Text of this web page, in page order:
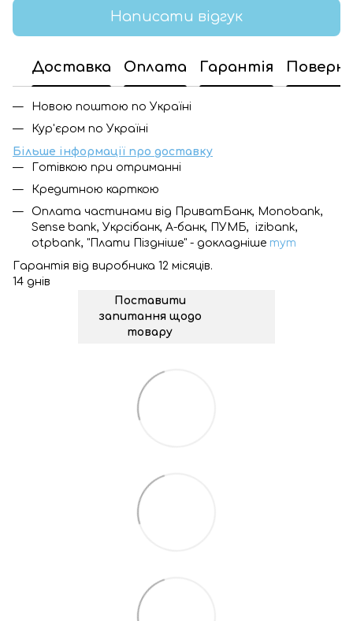
Написати відгук
Доставка Оплата Гарантія
Новою поштою по Україні
Кур'єром по Україні
Більше інформації про доставку
Готівкою при отриманні
Кредитною карткою
Оплата частинами від ПриватБанк, Monobank,
Sense bank, Укрсібанк, А-банк, ПУМБ, izibank,
otpbank, "Плати Піздніше" - докладніше тут
Гарантія від виробника 12 місяців.
14 днів
Поставити
запитання щодо
товару